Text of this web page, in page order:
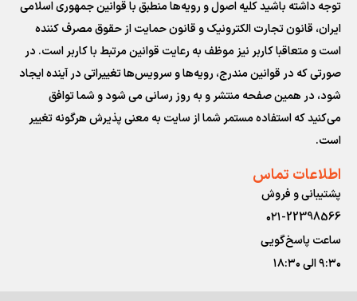
توجه داشته باشید کلیه اصول و رویه‏‌ها منطبق با قوانین جمهوری اسلامی
ایران، قانون تجارت الکترونیک و قانون حمایت از حقوق مصرف کننده
است و متعاقبا کاربر نیز موظف به رعایت قوانین مرتبط با کاربر است. در
صورتی که در قوانین مندرج، رویه‏‌ها و سرویس‏‌ها تغییراتی در آینده ایجاد
شود، در همین صفحه منتشر و به روز رسانی می شود و شما توافق
می‏‌کنید که استفاده مستمر شما از سایت به معنی پذیرش هرگونه تغییر
است.
اطلاعات تماس
پشتیبانی و فروش
۰۲۱-22398566
ساعت پاسخ‌گویی
۹:۳۰ الی ۱۸:۳۰